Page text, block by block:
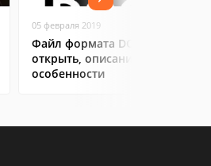
05 февраля 2019
Файл формата DOCX: чем
открыть, описание,
особенности